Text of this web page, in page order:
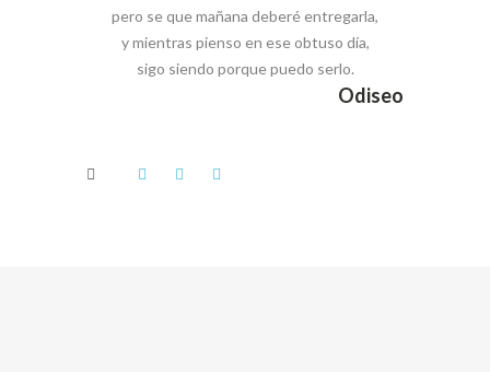
pero se que mañana deberé entregarla,
y mientras pienso en ese obtuso día,
sigo siendo porque puedo serlo.
Odiseo